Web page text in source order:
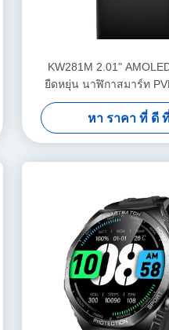
KW281M 2.01"
ยืดหยุ่น นาฬิกาสมาร์ท
หา ราคา ที่ ดี